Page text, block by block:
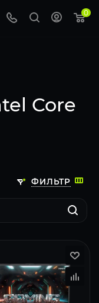
0
Core
ФИЛЬТР